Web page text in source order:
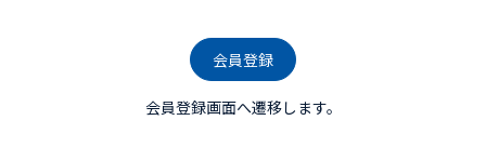
会員登録
会員登録画面へ遷移します。